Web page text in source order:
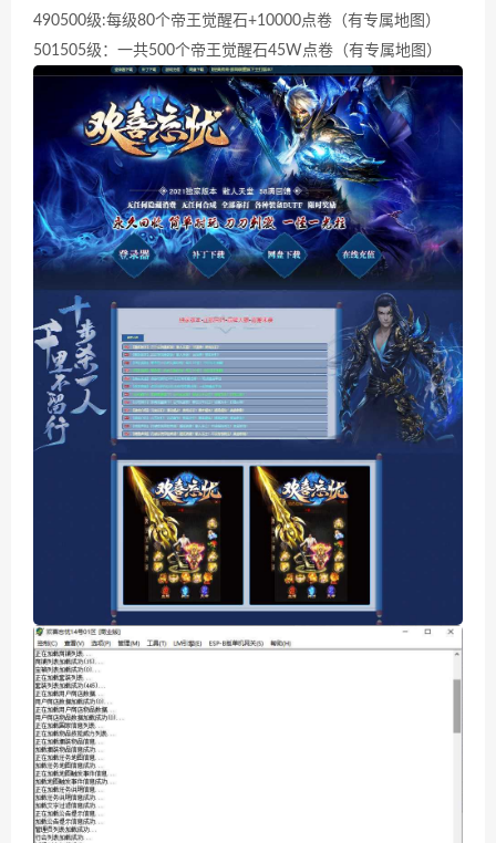
490500级:每级80个帝王觉醒石+10000点卷（有专属地图）
501505级：一共500个帝王觉醒石45W点卷（有专属地图）